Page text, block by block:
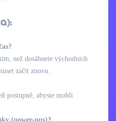
než dosáhnete východních
začít znovu.
postupně, abyste mohli